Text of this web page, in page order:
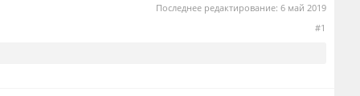
Последнее редактирование:6 май 2019
#1